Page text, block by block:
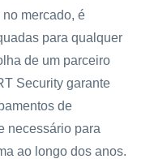
mercado, é
para qualquer
de um parceiro
Security garante
de
necessário para
ao longo dos anos.